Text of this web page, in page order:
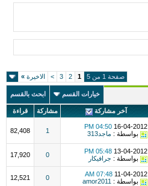
صفحة 1 من 5 1
2
3
> الاخيرة »
خيارات القسم ابحث بالقسم
آخر مشاركة مشاركة قراءة
16-04-2012
04:50 PM
بواسطة : ماجد313 1
82,408
13-04-2012
05:48 PM
بواسطة : جرافيكار 0
17,920
11-04-2012
07:48 AM
بواسطة : amor2011
0
12,521